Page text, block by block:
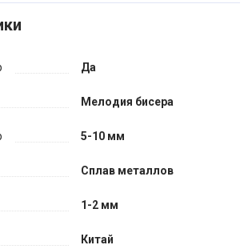
Да
Мелодия бисера
5-10 мм
Сплав металлов
1-2 мм
Китай